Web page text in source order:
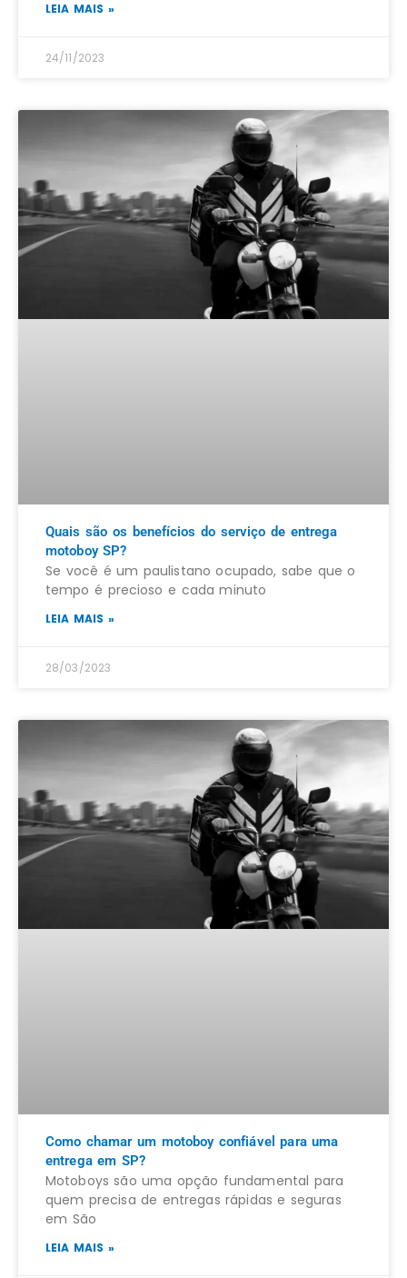
LEIA MAIS »
24/11/2023
Quais são os benefícios do serviço de entrega
motoboy SP?
Se você é um paulistano ocupado, sabe que o
tempo é precioso e cada minuto
LEIA MAIS »
28/03/2023
Como chamar um motoboy confiável para uma
entrega em SP?
Motoboys são uma opção fundamental para
quem precisa de entregas rápidas e seguras
em São
LEIA MAIS »